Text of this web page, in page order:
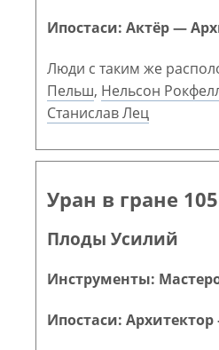
Ипостаси: Актёр —
Люди с таким же
Пельш, Нельсон
Станислав Лец
Уран в гране
Плоды Усилий
Инструменты:
Ипостаси: